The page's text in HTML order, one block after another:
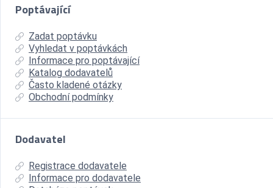
Poptávající
Zadat poptávku
Vyhledat v poptávkách
Informace pro poptávající
Katalog dodavatelů
Často kladené otázky
Obchodní podmínky
Dodavatel
Registrace dodavatele
Informace pro dodavatele